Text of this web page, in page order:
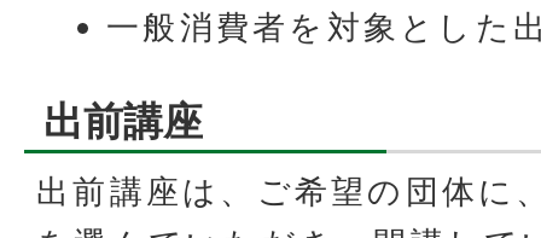
一般消費者を対象とした
出前講座
出前講座は、ご希望の団体に